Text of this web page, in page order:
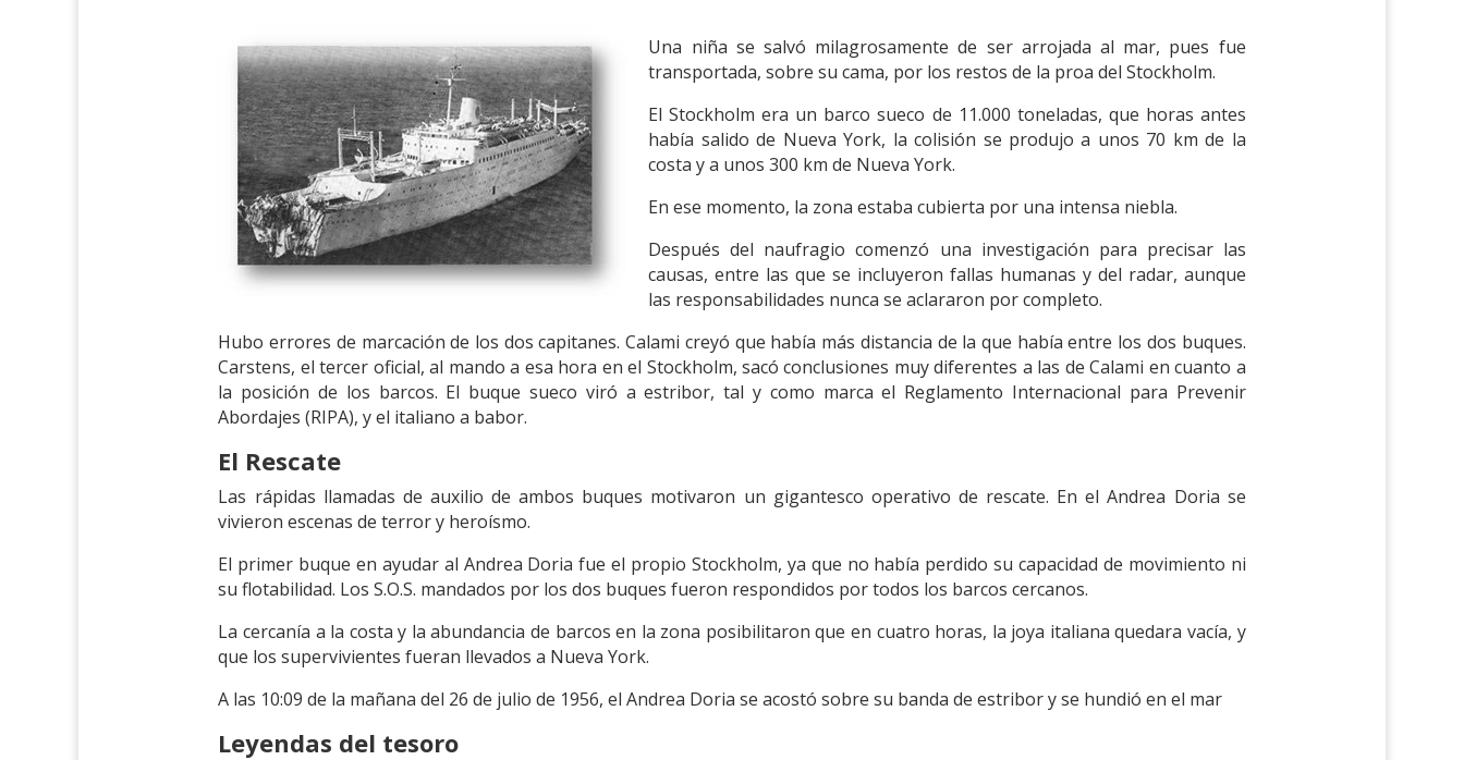
Una niña se salvó milagrosamente de ser arrojada al mar, pues fue
transportada, sobre su cama, por los restos de la proa del Stockholm.
El Stockholm era un barco sueco de 11.000 toneladas, que horas antes
había salido de Nueva York, la colisión se produjo a unos 70 km de la
costa y a unos 300 km de Nueva York.
En ese momento, la zona estaba cubierta por una intensa niebla.
Después del naufragio comenzó una investigación para precisar las
causas, entre las que se incluyeron fallas humanas y del radar, aunque
las responsabilidades nunca se aclararon por completo.
Hubo errores de marcación de los dos capitanes. Calami creyó que había más distancia de la que había entre los dos buques.
Carstens, el tercer oficial, al mando a esa hora en el Stockholm, sacó conclusiones muy diferentes a las de Calami en cuanto a
la posición de los barcos. El buque sueco viró a estribor, tal y como marca el Reglamento Internacional para Prevenir
Abordajes (RIPA), y el italiano a babor.
El Rescate
Las rápidas llamadas de auxilio de ambos buques motivaron un gigantesco operativo de rescate. En el Andrea Doria se
vivieron escenas de terror y heroísmo.
El primer buque en ayudar al Andrea Doria fue el propio Stockholm, ya que no había perdido su capacidad de movimiento ni
su flotabilidad. Los S.O.S. mandados por los dos buques fueron respondidos por todos los barcos cercanos.
La cercanía a la costa y la abundancia de barcos en la zona posibilitaron que en cuatro horas, la joya italiana quedara vacía, y
que los supervivientes fueran llevados a Nueva York.
A las 10:09 de la mañana del 26 de julio de 1956, el Andrea Doria se acostó sobre su banda de estribor y se hundió en el mar
Leyendas del tesoro